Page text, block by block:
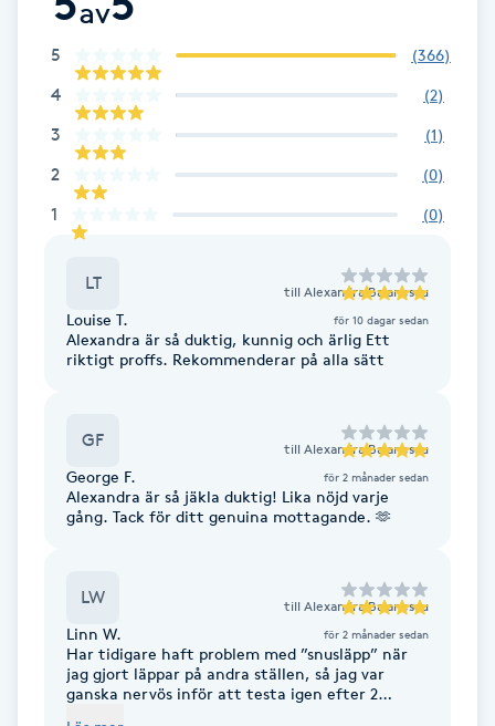
Fransk manikyr
Fransrengöring
Frekvensterapi
Friskvård
Föning
Gel naglar
Gelenaglar
av
5 (366)
4 (2)
3 (1)
2 (0)
1 (0)
LT till Alexandra Balanescu
Louise T. för 10 dagar sedan
Alexandra är så duktig, kunnig och ärlig Ett
riktigt proffs. Rekommenderar på alla sätt
GF till Alexandra Balanescu
George F. för 2 månader sedan
Alexandra är så jäkla duktig! Lika nöjd varje
gång. Tack för ditt genuina mottagande. 🫶
LW till Alexandra Balanescu
Linn W. för 2 månader sedan
Har tidigare haft problem med ”snusläpp” när
jag gjort läppar på andra ställen, så jag var
ganska nervös inför att testa igen efter 2